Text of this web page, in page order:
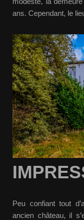
ans. Cependant, le
Peu confiant tout
ancien château, il